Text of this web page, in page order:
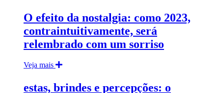
O efeito da nostalgia: como 2023,
contraintuitivamente, será
relembrado com um sorriso
Veja mais
estas, brindes e percepções: o